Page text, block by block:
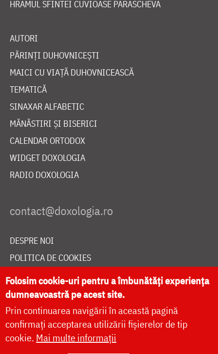
HRAMUL SFINTEI CUVIOASE PARASCHEVA
AUTORI
PĂRINȚI DUHOVNICEȘTI
MAICI CU VIAȚĂ DUHOVNICEASCĂ
TEMATICĂ
SINAXAR ALFABETIC
MĂNĂSTIRI ȘI BISERICI
CALENDAR ORTODOX
WIDGET DOXOLOGIA
RADIO DOXOLOGIA
DESPRE NOI
POLITICA DE COOKIES
DONEAZĂ ONLINE PENTRU CATEDRALA NAȚIONALĂ
LIVE
Folosim cookie-uri pentru a îmbunătăți experiența
dumneavoastră pe acest site.
Prin continuarea navigării în această pagină
confirmați acceptarea utilizării fișierelor de tip
cookie. Mai multe informații